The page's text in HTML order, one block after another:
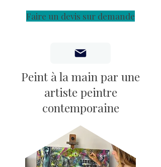
Faire un devis sur demande
Peint à la main par une
artiste peintre
contemporaine